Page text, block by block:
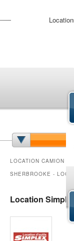
Camion à Benne Basculante
Camion de Déménagement
Camion Sport VUS
Minibus
LOCATION CAMION
SHERBROOKE -
Location